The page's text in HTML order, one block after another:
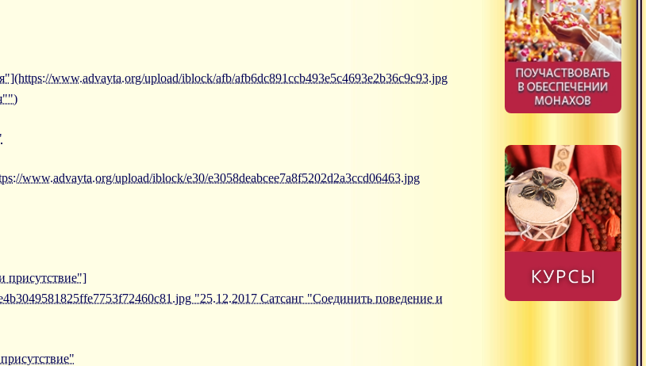
www.advayta.org/upload/iblock/afb/afb6dc891ccb493e5c4693e2b36c9c93.jpg
www.advayta.org/upload/iblock/e30/e3058deabcee7a8f5202d2a3ccd06463.jpg
присутствие"]
"25.12.2017 Сатсанг "Соединить поведение и